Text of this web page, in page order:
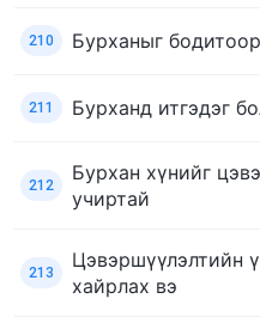
210 Бурханыг
211 Бурханд итгэдэг
212
Бурхан хүнийг
учиртай
213
Цэвэршүүлэлтийн
хайрлах вэ